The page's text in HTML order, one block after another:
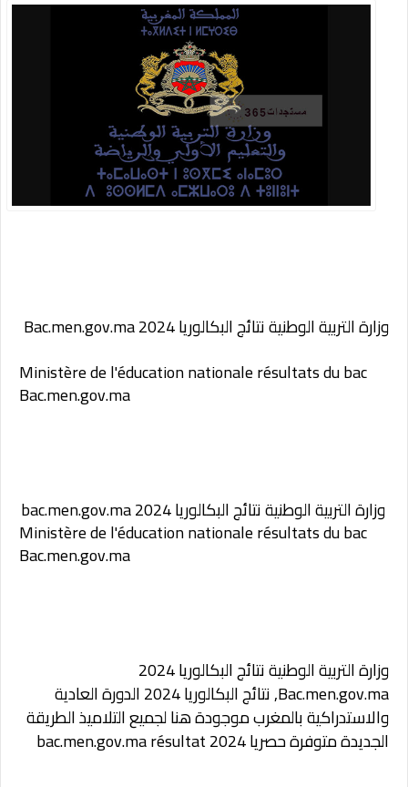
وزارة التربية الوطنية نتائج البكالوريا 2024 Bac.men.gov.ma
Ministère de l'éducation nationale résultats du bac
Bac.men.gov.ma
وزارة التربية الوطنية نتائج البكالوريا 2024 bac.men.gov.ma
Ministère de l'éducation nationale résultats du bac
Bac.men.gov.ma
وزارة التربية الوطنية نتائج البكالوريا 2024
Bac.men.gov.ma, نتائج البكالوريا 2024 الدورة العادية
والاستدراكية بالمغرب موجودة هنا لجميع التلاميذ الطريقة
الجديدة متوفرة حصريا 2024 bac.men.gov.ma résultat